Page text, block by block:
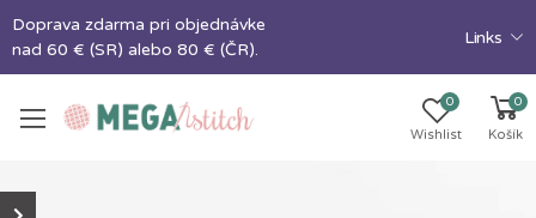
Doprava zdarma pri objednávke
nad 60 € (SR) alebo 80 € (ČR).
Links
0
Wishlist
0
Košík